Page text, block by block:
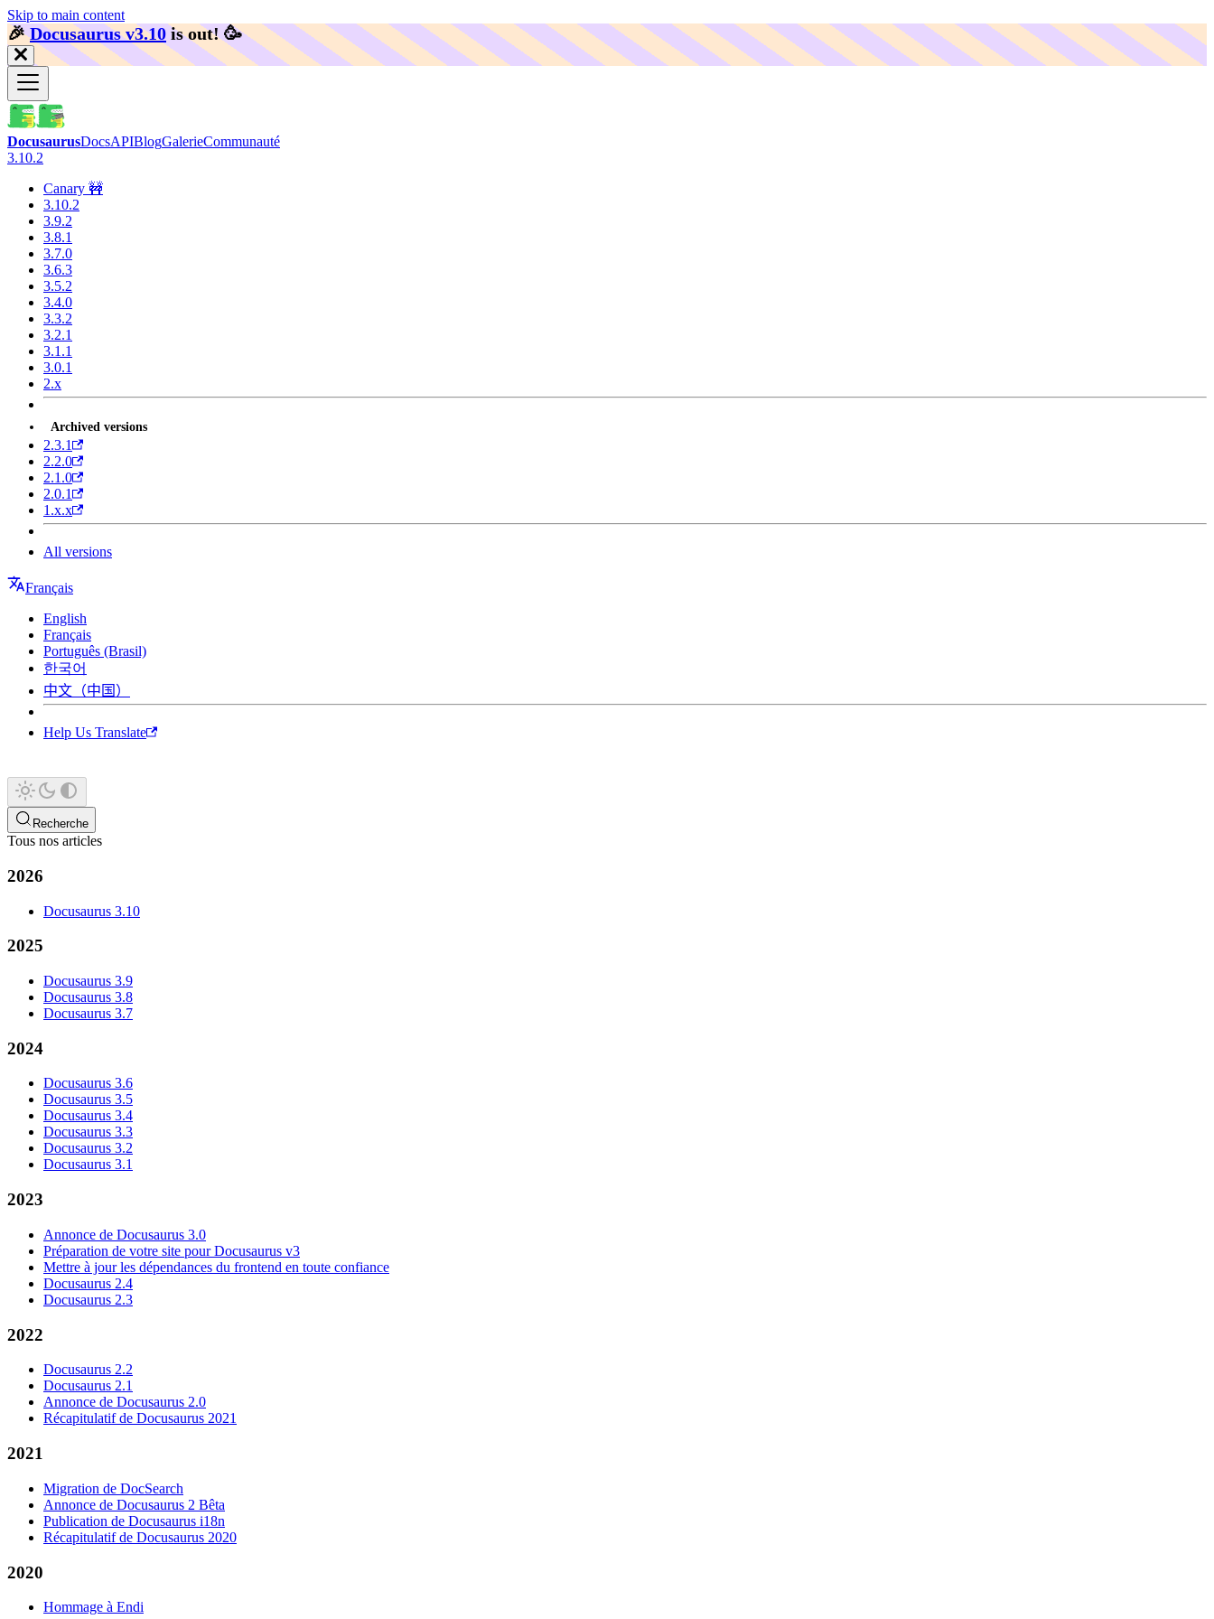
Skip to main content
🎉️Docusaurus v3.10 is out! 🥳️
DocusaurusDocsAPIBlogGalerieCommunauté
3.10.2
Canary 🚧
3.10.2
3.9.2
3.8.1
3.7.0
3.6.3
3.5.2
3.4.0
3.3.2
3.2.1
3.1.1
3.0.1
2.x
Archived versions
2.3.1
2.2.0
2.1.0
2.0.1
1.x.x
All versions
Français
English
Français
Português (Brasil)
한국어
中文（中国）
Help Us Translate
Recherche
Tous nos articles
2026
Docusaurus 3.10
2025
Docusaurus 3.9
Docusaurus 3.8
Docusaurus 3.7
2024
Docusaurus 3.6
Docusaurus 3.5
Docusaurus 3.4
Docusaurus 3.3
Docusaurus 3.2
Docusaurus 3.1
2023
Annonce de Docusaurus 3.0
Préparation de votre site pour Docusaurus v3
Mettre à jour les dépendances du frontend en toute confiance
Docusaurus 2.4
Docusaurus 2.3
2022
Docusaurus 2.2
Docusaurus 2.1
Annonce de Docusaurus 2.0
Récapitulatif de Docusaurus 2021
2021
Migration de DocSearch
Annonce de Docusaurus 2 Bêta
Publication de Docusaurus i18n
Récapitulatif de Docusaurus 2020
2020
Hommage à Endi